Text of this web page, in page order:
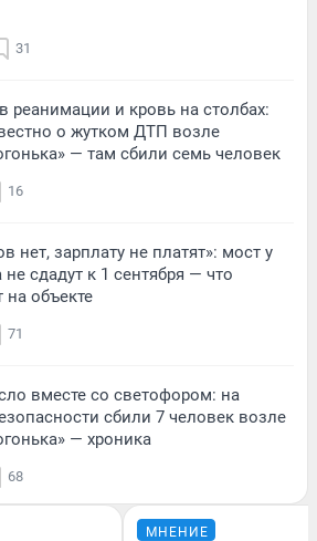
31
реанимации и кровь на столбах:
о жутком ДТП возле
— там сбили семь человек
16
нет, зарплату не платят»: мост у
не сдадут к 1 сентября — что
на объекте
71
вместе со светофором: на
сбили 7 человек возле
— хроника
68
МНЕНИЕ